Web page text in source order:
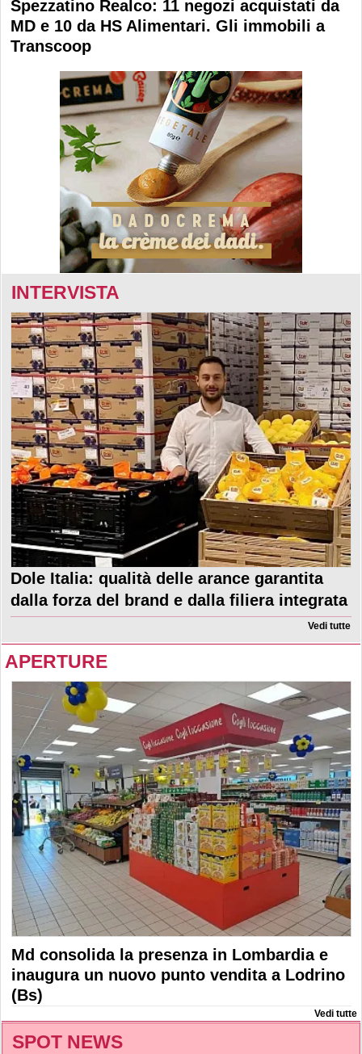
Spezzatino Realco: 11 negozi acquistati da
MD e 10 da HS Alimentari. Gli immobili a
Transcoop
INTERVISTA
Dole Italia: qualità delle arance garantita
dalla forza del brand e dalla filiera integrata
Vedi tutte
APERTURE
Md consolida la presenza in Lombardia e
inaugura un nuovo punto vendita a Lodrino
(Bs)
Vedi tutte
SPOT NEWS